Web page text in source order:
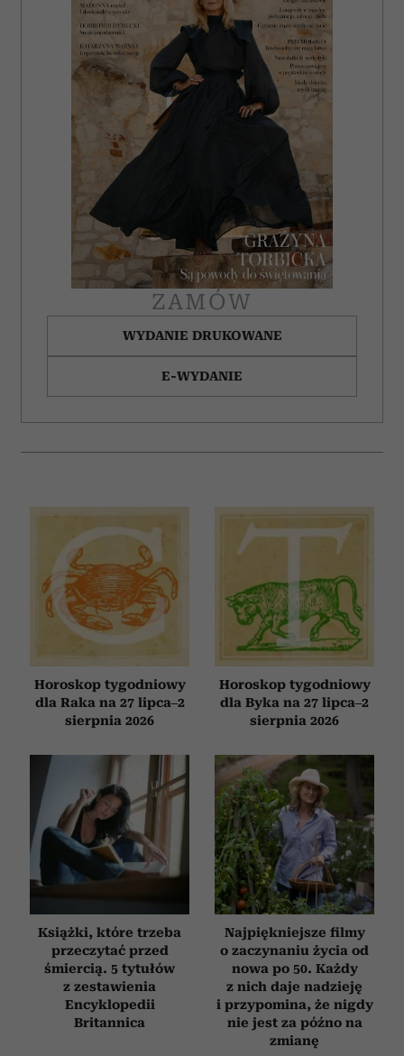
ZAMÓW
WYDANIE DRUKOWANE
E-WYDANIE
Horoskop tygodniowy
dla Raka na 27 lipca–2
sierpnia 2026
Horoskop tygodniowy
dla Byka na 27 lipca–2
sierpnia 2026
Książki, które trzeba
przeczytać przed
śmiercią. 5 tytułów
z zestawienia
Encyklopedii
Britannica
Najpiękniejsze filmy
o zaczynaniu życia od
nowa po 50. Każdy
z nich daje nadzieję
i przypomina, że nigdy
nie jest za późno na
zmianę